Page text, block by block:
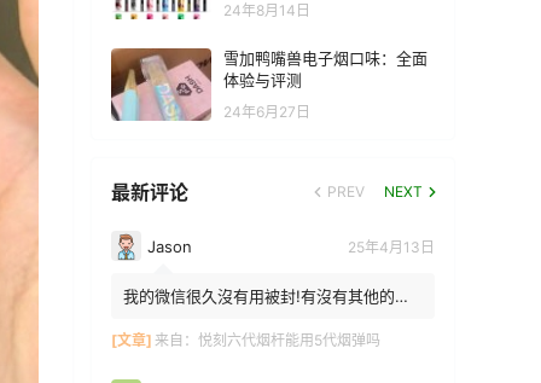
24年8月14日
雪加鸭嘴兽电子烟口味：全面
体验与评测
24年6月27日
最新评论 PREV NEXT
Jason 25年4月13日
我的微信很久沒有用被封!有沒有其他的方
[文章] 来自： 悦刻六代烟杆能用5代烟弹吗